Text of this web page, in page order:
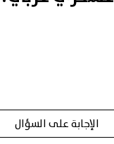
الإجابة على السؤال